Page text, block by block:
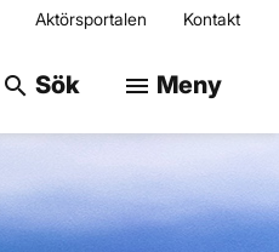
Aktörsportalen Kontakt
search Sök Sök på
menu Meny